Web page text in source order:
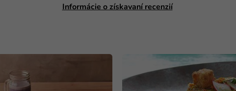
Informácie o získavaní recenzií